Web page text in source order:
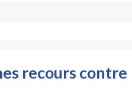
recours contre